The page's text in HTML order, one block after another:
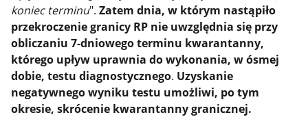
koniec terminu".Zatem dnia, w którym nastąpiło
przekroczenie granicy RP nie uwzględnia się przy
obliczaniu 7-dniowego terminu kwarantanny,
którego upływ uprawnia do wykonania, w ósmej
dobie, testu diagnostycznego. Uzyskanie
negatywnego wyniku testu umożliwi, po tym
okresie, skrócenie kwarantanny granicznej.